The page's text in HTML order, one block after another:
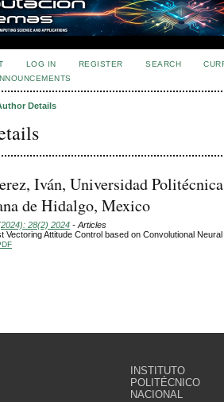
LOG IN REGISTER SEARCH
Details
Iván, Universidad Politécnica
de Hidalgo, Mexico
28(2) 2024 - Articles
Vectoring Attitude Control based on Convolutional
INSTITUTO
POLITÉCNICO
NACIONAL